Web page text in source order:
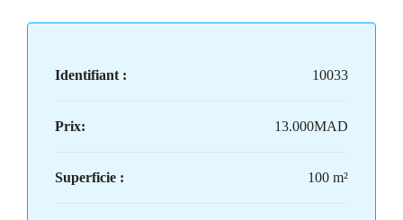
Identifiant : 10033
Prix: 13.000MAD
Superficie : 100 m²